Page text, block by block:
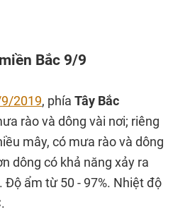
Bắc 9/9
2019, phía Tây Bắc
rào và dông vài nơi; riêng
mây, có mưa rào và dông
dông có khả năng xảy ra
Độ ẩm từ 50 - 97%. Nhiệt độ